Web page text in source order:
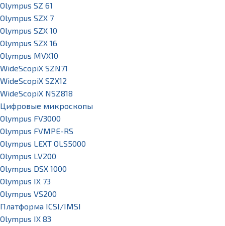
Olympus SZ 61
Olympus SZX 7
Olympus SZX 10
Olympus SZX 16
Olympus MVX10
WideScopiX SZN71
WideScopiX SZX12
WideScopiX NSZ818
Цифровые микроскопы
Olympus FV3000
Olympus FVMPE-RS
Olympus LEXT OLS5000
Olympus LV200
Olympus DSX 1000
Olympus IX 73
Olympus VS200
Платформа ICSI/IMSI
Olympus IX 83